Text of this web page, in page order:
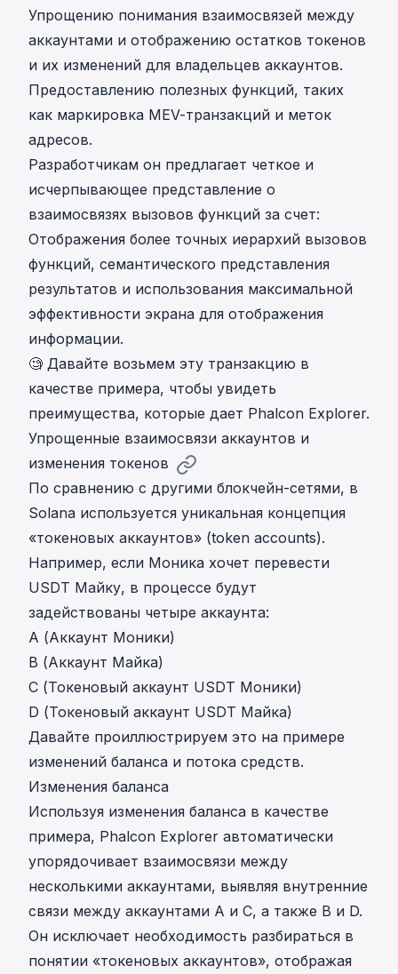
Упрощению понимания взаимосвязей между
аккаунтами и отображению остатков токенов
и их изменений для владельцев аккаунтов.
Предоставлению полезных функций, таких
как маркировка MEV-транзакций и меток
адресов.
Разработчикам он предлагает четкое и
исчерпывающее представление о
взаимосвязях вызовов функций за счет:
Отображения более точных иерархий вызовов
функций, семантического представления
результатов и использования максимальной
эффективности экрана для отображения
информации.
🧐 Давайте возьмем эту транзакцию в
качестве примера, чтобы увидеть
преимущества, которые дает Phalcon Explorer.
Упрощенные взаимосвязи аккаунтов и
изменения токенов
По сравнению с другими блокчейн-сетями, в
Solana используется уникальная концепция
«токеновых аккаунтов» (token accounts).
Например, если Моника хочет перевести
USDT Майку, в процессе будут
задействованы четыре аккаунта:
A (Аккаунт Моники)
B (Аккаунт Майка)
C (Токеновый аккаунт USDT Моники)
D (Токеновый аккаунт USDT Майка)
Давайте проиллюстрируем это на примере
изменений баланса и потока средств.
Изменения баланса
Используя изменения баланса в качестве
примера, Phalcon Explorer автоматически
упорядочивает взаимосвязи между
несколькими аккаунтами, выявляя внутренние
связи между аккаунтами A и C, а также B и D.
Он исключает необходимость разбираться в
понятии «токеновых аккаунтов», отображая